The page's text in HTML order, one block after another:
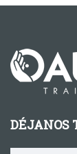
DÉJANOS